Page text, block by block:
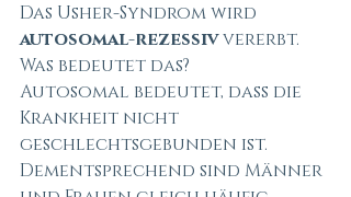
Das Usher-Syndrom wird
autosomal-rezessiv vererbt.
Was bedeutet das?
Autosomal bedeutet, dass die
Krankheit nicht
geschlechtsgebunden ist.
Dementsprechend sind Männer